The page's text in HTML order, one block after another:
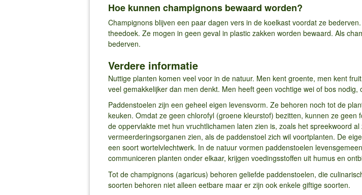
Hoe kunnen champignons bewaard worden?
Champignons blijven een paar dagen vers in de koelkast voordat ze
theedoek. Ze mogen in geen geval in plastic zakken worden bewaard. Als
bederven.
Verdere informatie
Nuttige planten komen veel voor in de natuur. Men kent groente, men kent
veel gemakkelijker dan men denkt. Men heeft geen vochtige wei of bos
Paddenstoelen zijn een geheel eigen levensvorm. Ze behoren noch tot de
keuken. Omdat ze geen chlorofyl (groene kleurstof) bezitten, kunnen ze
de oppervlakte met hun vruchtlichamen laten zien is, zoals het spreekwoord
vermeerderingsorganen zien, als de paddenstoel zich wil voortplanten. De
een soort wortelvlechtwerk. In de natuur vormen paddenstoelen
communiceren planten onder elkaar, krijgen voedingsstoffen uit humus en
Tot de champignons (agaricus) behoren geliefde paddenstoelen, die
soorten behoren niet alleen eetbare maar er zijn ook enkele giftige soorten.